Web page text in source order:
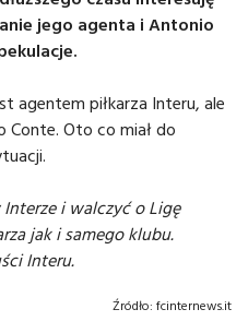
jego agenta i Antonio
agentem piłkarza Interu, ale
Conte. Oto co miał do
i walczyć o Ligę
jak i samego klubu.
Interu.
Źródło: fcinternews.it